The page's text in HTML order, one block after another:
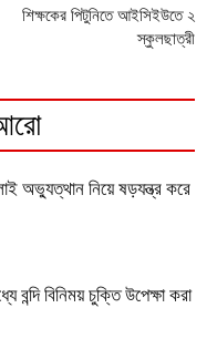
শিক্ষকের পিটুনিতে আইসিইউতে ২
স্কুলছাত্রী
অভ্যুত্থান নিয়ে ষড়যন্ত্র করে
বন্দি বিনিময় চুক্তি উপেক্ষা করা